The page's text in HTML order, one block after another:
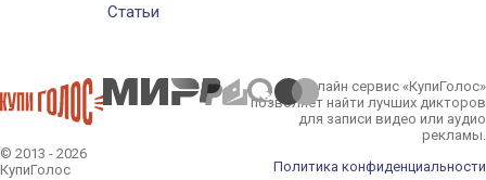
Статьи
© 2013 - 2026
КупиГолос
Онлайн сервис «КупиГолос»
позволяет найти лучших дикторов
для записи видео или аудио
рекламы.
Политика конфиденциальности